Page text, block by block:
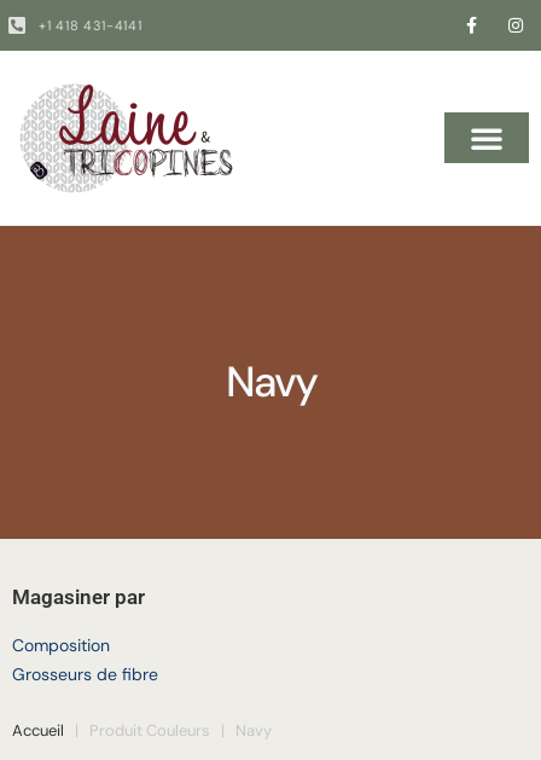
+1 418 431-4141
Navy
Magasiner par
Composition
Grosseurs de fibre
Accueil | Produit Couleurs | Navy